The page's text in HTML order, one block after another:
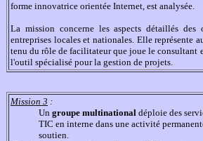
forme innovatrice orientée Internet, est analysée.
La mission concerne les aspects détaillés
entreprises locales et nationales. Elle représente
tenu du rôle de facilitateur que joue le consultant
l'outil spécialisé pour la gestion de projets.
Mission 3 :
Un groupe multinational déploie des
TIC en interne dans une activité
soutien.